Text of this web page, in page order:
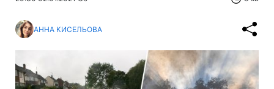
АННА КИСЕЛЬОВА